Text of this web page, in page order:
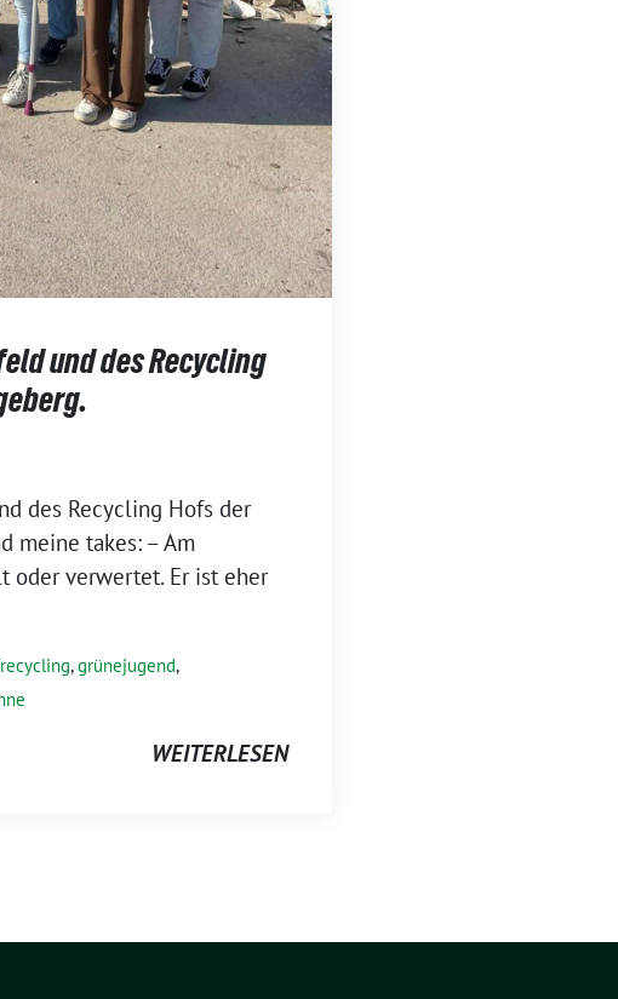
und des Recycling
des Recycling Hofs der
meine takes: – Am
oder verwertet. Er ist eher
,grünejugend,
WEITERLESEN